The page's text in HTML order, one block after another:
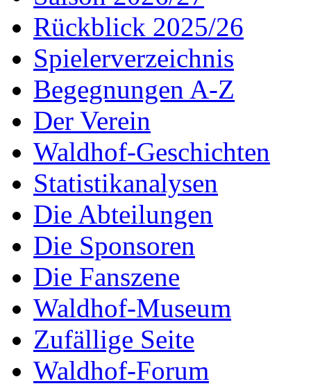
Rückblick 2025/26
Spielerverzeichnis
Begegnungen A-Z
Der Verein
Waldhof-Geschichten
Statistikanalysen
Die Abteilungen
Die Sponsoren
Die Fanszene
Waldhof-Museum
Zufällige Seite
Waldhof-Forum